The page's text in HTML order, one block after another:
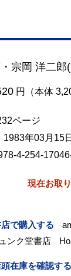
・ 宗岡 洋二郎
円（本体
ページ
1983年03月15
4-254-
現在お取
で購入する
ンク堂書店
在庫を確認する